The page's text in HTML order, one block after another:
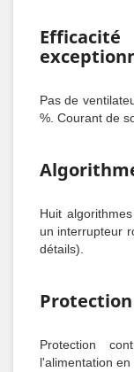
Pas de
%. Courant de
Huit
un interrupteur
détails).
Protection
l'alimentation